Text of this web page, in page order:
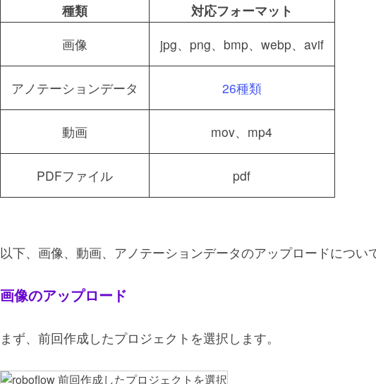
種類
対応フォーマット
画像
jpg、png、bmp、webp、avif
アノテーションデータ 26種類
動画 mov、mp4
PDFファイル pdf
以下、画像、動画、アノテーションデータのアップロードについ
画像のアップロード
まず、前回作成したプロジェクトを選択します。